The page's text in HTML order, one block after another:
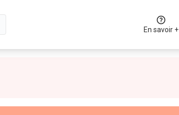
En savoir +